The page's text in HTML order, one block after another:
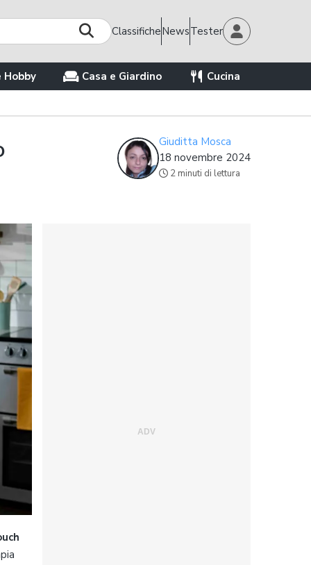
ClassificheNewsTester
Hobby Casa e Giardino Cucina
Giuditta Mosca
18 novembre 2024
2 minuti di lettura